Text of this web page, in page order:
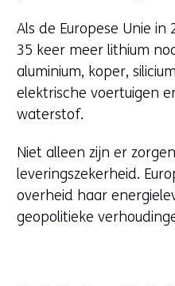
Als de Europese Unie
35 keer meer lithium
aluminium, koper,
elektrische voertuigen
waterstof.
Niet alleen zijn er
leveringszekerheid.
overheid haar
geopolitieke